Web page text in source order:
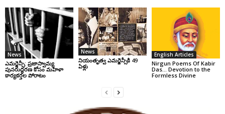
News
ఎమర్జెన్సీ: ప్రజాస్వామ్య
పునరుద్ధరణ కోసం మహిళా
కార్యకర్తల పోరాటం
News
నియంతృత్వ ఎమర్జెన్సీకి 49
ఏళ్లు
English Articles
Nirgun Poems Of Kabir
Das… Devotion to the
Formless Divine